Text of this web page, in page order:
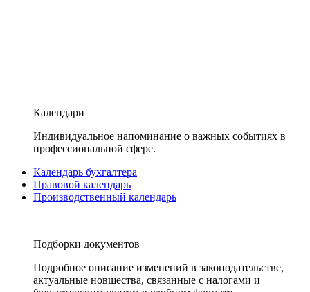
Календари
Индивидуальное напоминание о важных событиях в
профессиональной сфере.
Календарь бухгалтера
Правовой календарь
Производственный календарь
Подборки документов
Подробное описание изменений в законодательстве,
актуальные новшества, связанные с налогами и